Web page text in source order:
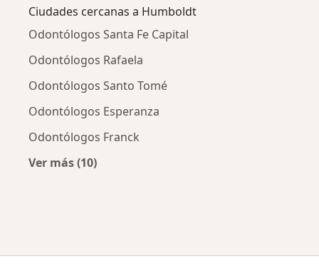
Ciudades cercanas a Humboldt
Odontólogos Santa Fe Capital
Odontólogos Rafaela
Odontólogos Santo Tomé
Odontólogos Esperanza
Odontólogos Franck
Ver más (10)